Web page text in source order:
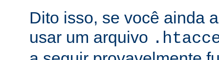
Dito isso, se você ainda
usar um arquivo